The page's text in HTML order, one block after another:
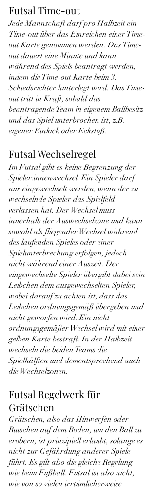
Futsal Time-out
Jede Mannschaft darf pro Halbzeit ein
Time-out über das Einreichen einer Time-
out Karte genommen werden. Das Time-
out dauert eine Minute und kann
während des Spiels beantragt werden,
indem die Time-out Karte beim 3.
Schiedsrichter hinterlegt wird. Das Time-
out tritt in Kraft, sobald das
beantragende Team in eigenem Ballbesitz
und das Spiel unterbrochen ist, z.B.
eigener Einkick oder Eckstoß.
Futsal Wechselregel
Im Futsal gibt es keine Begrenzung der
Spieler:innenwechsel. Ein Spieler darf
nur eingewechselt werden, wenn der zu
wechselnde Spieler das Spielfeld
verlassen hat. Der Wechsel muss
innerhalb der Auswechselzone und kann
sowohl als fliegender Wechsel während
des laufenden Spieles oder einer
Spielunterbrechung erfolgen, jedoch
nicht während einer Auszeit. Der
eingewechselte Spieler übergibt dabei sein
Leibchen dem ausgewechselten Spieler,
wobei darauf zu achten ist, dass das
Leibchen ordnungsgemäß übergeben und
nicht geworfen wird. Ein nicht
ordnungsgemäßer Wechsel wird mit einer
gelben Karte bestraft. In der Halbzeit
wechseln die beiden Teams die
Spielhälften und dementsprechend auch
die Wechselzonen.
Futsal Regelwerk für
Grätschen
Grätschen, also das Hinwerfen oder
Rutschen auf dem Boden, um den Ball zu
erobern, ist prinzipiell erlaubt, solange es
nicht zur Gefährdung anderer Spiele
führt. Es gilt also die gleiche Regelung
wie beim Fußball. Futsal ist also nicht,
wie von so vielen irrtümlicherweise